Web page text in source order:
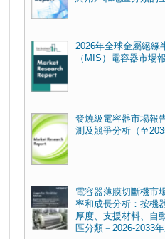
2026年全球金屬絕緣
（MIS）電容器市場
發燒級電容器市場報
測及競爭分析（至
電容器薄膜切斷機市
率和成長分析：按機
厚度、支援材料、自
區分類－2026-2033